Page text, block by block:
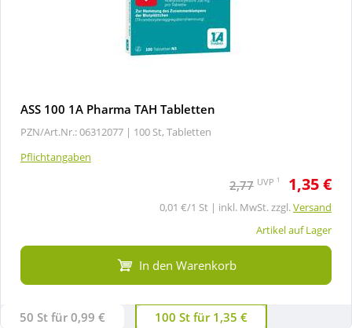
ASS 100 1A Pharma TAH Tabletten
PZN/Art.Nr.: 06312077 | 100 St, Tabletten
Pflichtangaben
2,77 UVP 1 1,35 €
0,01 €/1 St | inkl. MwSt. zzgl.Versand
Artikel auf Lager
In den Warenkorb
50 St für 0,99 € 100 St für 1,35 €